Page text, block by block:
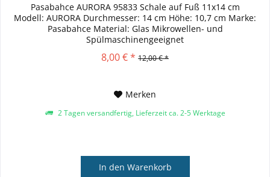
Pasabahce AURORA 95833 Schale auf Fuß 11x14 cm
Modell: AURORA Durchmesser: 14 cm Höhe: 10,7 cm Marke:
Pasabahce Material: Glas Mikrowellen- und
Spülmaschinengeeignet
8,00 € * 12,00 € *
Merken
2 Tagen versandfertig, Lieferzeit ca. 2-5 Werktage
In den Warenkorb